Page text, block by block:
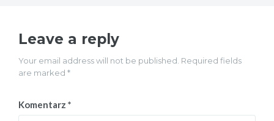
Leave a reply
Your email address will not be published. Required fields
are marked *
Komentarz *